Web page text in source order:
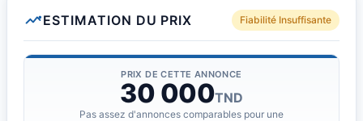
ESTIMATION DU PRIX Fiabilité Insuffisante
PRIX DE CETTE ANNONCE
30 000TND
Pas assez d'annonces comparables pour une